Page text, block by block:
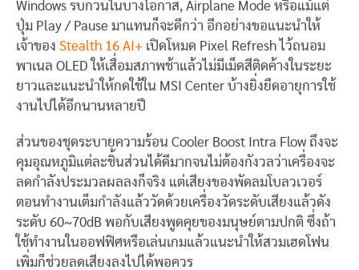
Windows รบกวนในบางโอกาส, Airplane Mode หรือแม้แต่
ปุ่ม Play / Pause มาแทนก็จะดีกว่า อีกอย่างขอแนะนำให้
เจ้าของ Stealth 16 AI+ เปิดโหมด Pixel Refresh ไว้ถนอม
พาเนล OLED ให้เสื่อมสภาพช้าแล้วไม่มีเม็ดสีติดค้างในระยะ
ยาวและแนะนำให้กดใช้ใน MSI Center บ้างยิ่งยืดอายุการใช้
งานไปได้อีกนานหลายปี
ส่วนของชุดระบายความร้อน Cooler Boost Intra Flow ถึงจะ
คุมอุณหภูมิแต่ละชิ้นส่วนได้ดีมากจนไม่ต้องกังวลว่าเครื่องจะ
ลดกำลังประมวลผลลงก็จริง แต่เสียงของพัดลมโบลวเวอร์
ตอนทำงานเต็มกำลังแล้ววัดด้วยเครื่องวัดระดับเสียงแล้วดัง
ระดับ 60~70dB พอกับเสียงพูดคุยของมนุษย์ตามปกติ ซึ่งถ้า
ใช้ทำงานในออฟฟิศหรือเล่นเกมแล้วแนะนำให้สวมเฮดโฟน
เพิ่มก็ช่วยลดเสียงลงไปได้พอควร